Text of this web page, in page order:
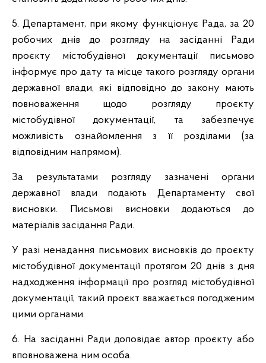
5. Департамент, при якому функціонує Рада, за 20
робочих днів до розгляду на засіданні Ради
проєкту містобудівної документації письмово
інформує про дату та місце такого розгляду органи
державної влади, які відповідно до закону мають
повноваження щодо розгляду проєкту
містобудівної документації, та забезпечує
можливість ознайомлення з її розділами (за
відповідним напрямом).
За результатами розгляду зазначені органи
державної влади подають Департаменту свої
висновки. Письмові висновки додаються до
матеріалів засідання Ради.
У разі ненадання письмових висновків до проєкту
містобудівної документації протягом 20 днів з дня
надходження інформації про розгляд містобудівної
документації, такий проєкт вважається погодженим
цими органами.
6. На засіданні Ради доповідає автор проєкту або
вповноважена ним особа.